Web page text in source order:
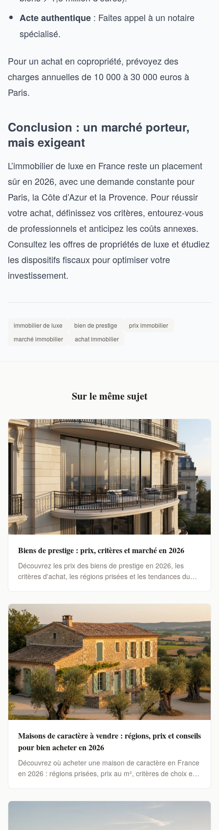
Acte authentique : Faites appel à un notaire
spécialisé.
Pour un achat en copropriété, prévoyez des
charges annuelles de 10 000 à 30 000 euros à
Paris.
Conclusion : un marché porteur,
mais exigeant
L’immobilier de luxe en France reste un placement
sûr en 2026, avec une demande constante pour
Paris, la Côte d’Azur et la Provence. Pour réussir
votre achat, définissez vos critères, entourez-vous
de professionnels et anticipez les coûts annexes.
Consultez les offres de propriétés de luxe et étudiez
les dispositifs fiscaux pour optimiser votre
investissement.
immobilier de luxe bien de prestige
prix immobilier
marché immobilier
achat immobilier
Sur le même sujet
Biens de prestige : prix, critères et marché en 2026
Découvrez les prix des biens de prestige en 2026, les
critères d'achat, les régions prisées et les tendances du
Maisons de caractère à vendre : régions, prix et conseils
pour bien acheter en 2026
Découvrez où acheter une maison de caractère en France
en 2026 : régions prisées, prix au m², critères de choix et